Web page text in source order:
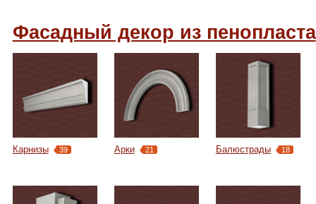
Фасадный декор из пенопласта
Карнизы 39 Арки 21 Балюстрады 18